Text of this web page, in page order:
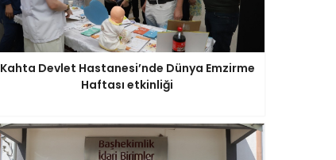
Kahta Devlet Hastanesi’nde Dünya Emzirme
Haftası etkinliği